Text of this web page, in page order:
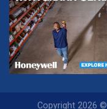
Copyright 2026 ©